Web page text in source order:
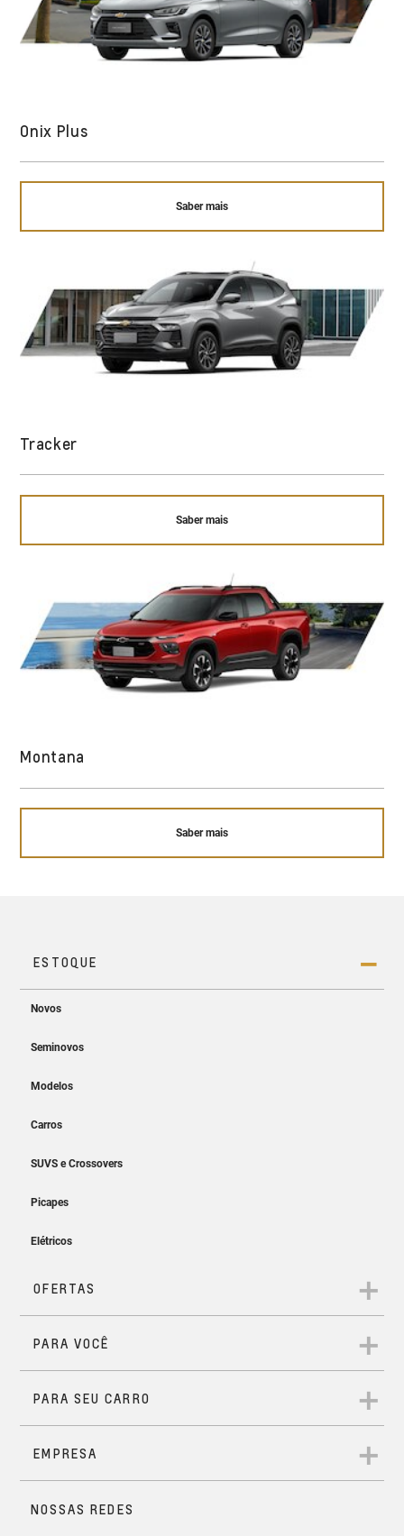
Onix Plus
Saber mais
Tracker
Saber mais
Montana
Saber mais